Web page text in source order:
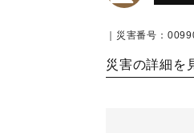
｜災害番号：
災害の詳細を